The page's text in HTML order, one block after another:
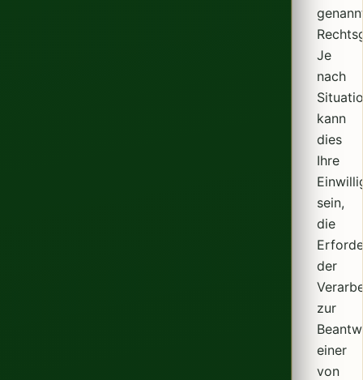
Je
nach
kann
dies
Ihre
sein,
die
der
zur
einer
von